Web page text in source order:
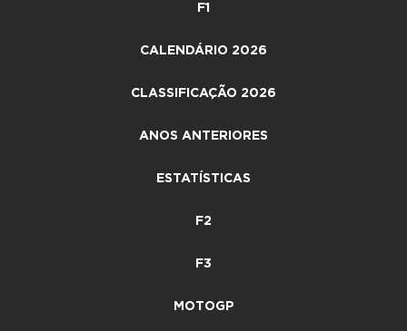
F1
CALENDÁRIO 2026
CLASSIFICAÇÃO 2026
ANOS ANTERIORES
ESTATÍSTICAS
F2
F3
MOTOGP